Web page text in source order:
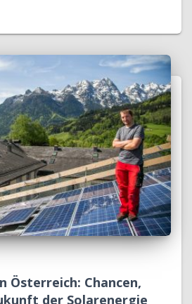
Österreich: Chancen,
der Solarenergie